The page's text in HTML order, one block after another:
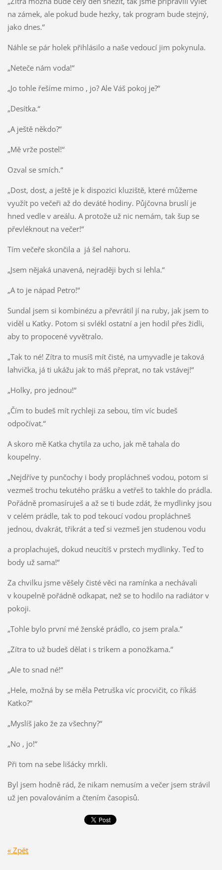
na zámek, ale pokud bude hezky, tak program bude stejný,
jako dnes.“
Náhle se pár holek přihlásilo a naše vedoucí jim pokynula.
„Neteče nám voda!“
„Jo tohle řešíme mimo , jo? Ale Váš pokoj je?“
„Desítka.“
„A ještě někdo?“
„Mě vrže postel!“
Ozval se smích.“
„Dost, dost, a ještě je k dispozici kluziště, které můžeme
využít po večeři až do deváté hodiny. Půjčovna bruslí je
hned vedle v areálu. A protože už nic nemám, tak šup se
převléknout na večer!“
Tím večeře skončila a já šel nahoru.
„Jsem nějaká unavená, nejraději bych si lehla.“
„A to je nápad Petro!“
Sundal jsem si kombinézu a převrátil jí na ruby, jak jsem to
viděl u Katky. Potom si svlékl ostatní a jen hodil přes židli,
aby to propocené vyvětralo.
„Tak to né! Zítra to musíš mít čisté, na umyvadle je taková
lahvička, já ti ukážu jak to máš přeprat, no tak vstávej!“
„Holky, pro jednou!“
„Čím to budeš mít rychleji za sebou, tím víc budeš
odpočívat.“
A skoro mě Katka chytila za ucho, jak mě tahala do
koupelny.
„Nejdříve ty punčochy i body propláchneš vodou, potom si
vezmeš trochu tekutého prášku a vetřeš to takhle do prádla.
Pořádně promasíruješ a až se ti bude zdát, že mydlinky jsou
v celém prádle, tak to pod tekoucí vodou propláchneš
jednou, dvakrát, třikrát a teď si vezmeš jen studenou vodu
a proplachuješ, dokud neucítíš v prstech mydlinky. Teď to
body už sama!“
Za chvilku jsme věšely čisté věci na ramínka a nechávali
v koupelně pořádně odkapat, než se to hodilo na radiátor v
pokoji.
„Tohle bylo první mé ženské prádlo, co jsem prala.“
„Zítra to už budeš dělat i s trikem a ponožkama.“
„Ale to snad né!“
„Hele, možná by se měla Petruška víc procvičit, co říkáš
Katko?“
„Myslíš jako že za všechny?“
„No , jo!“
Při tom na sebe lišácky mrkli.
Byl jsem hodně rád, že nikam nemusím a večer jsem strávil
už jen povalováním a čtením časopisů.
« Zpět